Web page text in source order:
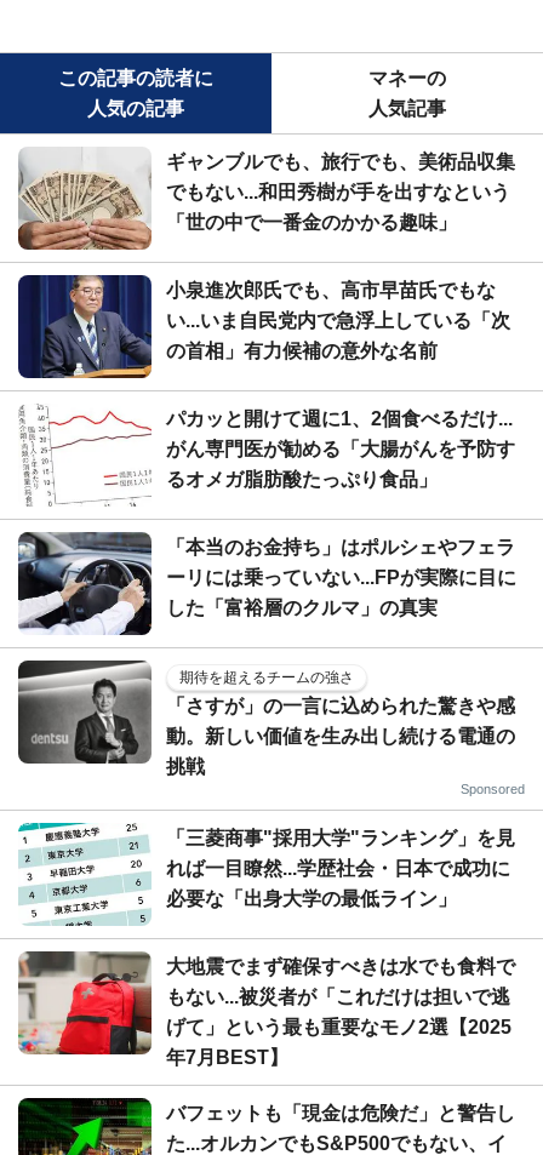
この記事の読者に
人気の記事
マネーの
人気記事
ギャンブルでも、旅行でも、美術品収集
でもない...和田秀樹が手を出すなという
「世の中で一番金のかかる趣味」
小泉進次郎氏でも、高市早苗氏でもな
い...いま自民党内で急浮上している「次
の首相」有力候補の意外な名前
パカッと開けて週に1、2個食べるだけ...
がん専門医が勧める「大腸がんを予防す
るオメガ脂肪酸たっぷり食品」
「本当のお金持ち」はポルシェやフェラ
ーリには乗っていない...FPが実際に目に
した「富裕層のクルマ」の真実
期待を超えるチームの強さ
「さすが」の一言に込められた驚きや感
動。新しい価値を生み出し続ける電通の
挑戦
Sponsored
「三菱商事"採用大学"ランキング」を見
れば一目瞭然...学歴社会・日本で成功に
必要な「出身大学の最低ライン」
大地震でまず確保すべきは水でも食料で
もない...被災者が「これだけは担いで逃
げて」という最も重要なモノ2選【2025
年7月BEST】
バフェットも「現金は危険だ」と警告し
た...オルカンでもS&P500でもない、イ